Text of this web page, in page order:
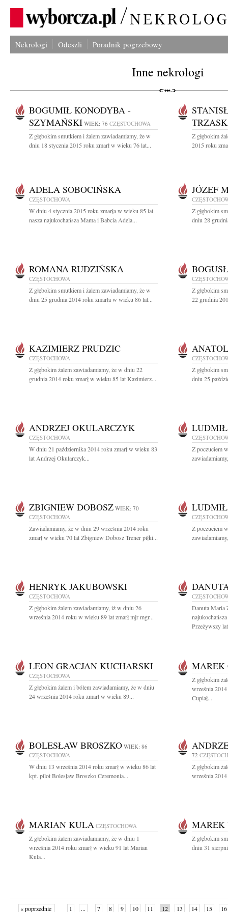
Nekrologi Odeszli Poradnik pogrzebowy
Inne nekrologi
BOGUMIŁ KONODYBA -
SZYMAŃSKI WIEK: 76 CZĘSTOCHOWA
Z głębokim smutkiem i żalem zawiadamiamy, że w
dniu 18 stycznia 2015 roku zmarł w wieku 76 lat...
Z głębokim
2015 roku
ADELA SOBOCIŃSKA
CZĘSTOCHOWA
W dniu 4 stycznia 2015 roku zmarła w wieku 85 lat
nasza najukochańsza Mama i Babcia Adela...
JÓZEF
Z głębokim
dniu 28
ROMANA RUDZIŃSKA
CZĘSTOCHOWA
Z głębokim smutkiem i żalem zawiadamiamy, że w
dniu 25 grudnia 2014 roku zmarła w wieku 86 lat...
Z głębokim
22 grudnia
KAZIMIERZ PRUDZIC
CZĘSTOCHOWA
Z głębokim żalem zawiadamiamy, że w dniu 22
grudnia 2014 roku zmarł w wieku 85 lat Kazimierz...
Z głębokim
dniu 25
ANDRZEJ OKULARCZYK
CZĘSTOCHOWA
W dniu 21 października 2014 roku zmarł w wieku 83
lat Andrzej Okularczyk...
Z poczuciem
ZBIGNIEW DOBOSZ WIEK: 70
CZĘSTOCHOWA
Zawiadamiamy, że w dniu 29 września 2014 roku
zmarł w wieku 70 lat Zbigniew Dobosz Trener piłki...
Z poczuciem
HENRYK JAKUBOWSKI
CZĘSTOCHOWA
Z głębokim żalem zawiadamiamy, iż w dniu 26
września 2014 roku w wieku 89 lat zmarł mjr mgr...
Danuta Maria
Przeżywszy
LEON GRACJAN KUCHARSKI
CZĘSTOCHOWA
Z głębokim żalem i bólem zawiadamiamy, że w dniu
24 września 2014 roku zmarł w wieku 89...
MAREK
Z głębokim
września
Cupiał...
BOLESŁAW BROSZKO WIEK: 86
CZĘSTOCHOWA
W dniu 13 września 2014 roku zmarł w wieku 86 lat
kpt. pilot Bolesław Broszko Ceremonia...
72
Z głębokim
września
MARIAN KULA CZĘSTOCHOWA
Z głębokim żalem zawiadamiamy, że w dniu 1
września 2014 roku zmarł w wieku 91 lat Marian
Kula...
MAREK
Z głębokim
dniu 31
« poprzednie 1 ... 7 8 9 10 11 12 13 14 15 16